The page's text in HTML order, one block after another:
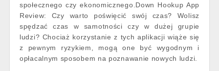
społecznego czy ekonomicznego.Down Hookup App
Review: Czy warto poświęcić swój czas? Wolisz
spędzać czas w samotności czy w dużej grupie
ludzi? Chociaż korzystanie z tych aplikacji wiąże się
z pewnym ryzykiem, mogą one być wygodnym i
opłacalnym sposobem na poznawanie nowych ludzi.